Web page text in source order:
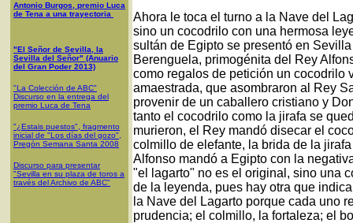
Antonio Burgos, premio Luca
de Tena a una trayectoria
"El Señor de Sevilla, la
Sevilla del Señor" (Anuario
del Gran Poder 2013)
"La Colección de ABC"
Discurso en la entrega del
premio Luca de Tena
"¿Estais puestos", fragmento
inicial de "Los días del gozo",
Pregón Semana Santa 2008
Discurso para presentar
"Sevilla en su plaza de toros a
través del Archivo de ABC"
Ahora le toca el turno a la Nave del
sino un cocodrilo con una hermosa
sultán de Egipto se presentó en
Berenguela, primogénita del Rey
como regalos de petición un cocodrilo
amaestrada, que asombraron al Rey
provenir de un caballero cristiano y
tanto el cocodrilo como la jirafa se
murieron, el Rey mandó disecar el
colmillo de elefante, la brida de la
Alfonso mandó a Egipto con la
"el lagarto" no es el original, sino una
de la leyenda, pues hay otra que
la Nave del Lagarto porque cada uno
prudencia; el colmillo, la fortaleza; el